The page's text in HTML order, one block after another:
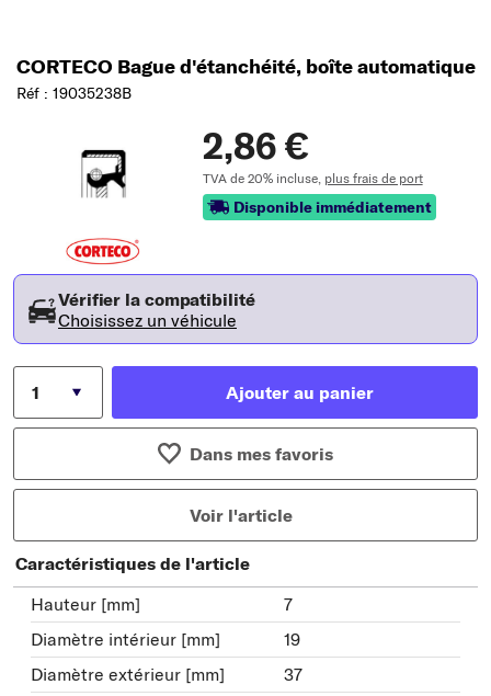
CORTECO Bague d'étanchéité, boîte automatique
Réf : 19035238B
2,86 €
TVA de 20% incluse, plus frais de port
Disponible immédiatement
Vérifier la compatibilité
Choisissez un véhicule
Ajouter au panier
Dans mes favoris
Voir l'article
Caractéristiques de l'article
Hauteur [mm]
7
Diamètre intérieur [mm]
19
Diamètre extérieur [mm]
37